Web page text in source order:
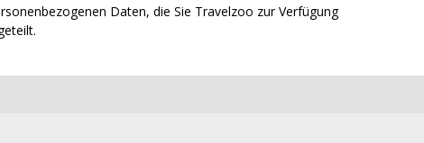
Daten, die Sie Travelzoo zur Verfügung